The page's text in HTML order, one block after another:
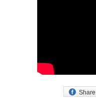
Share